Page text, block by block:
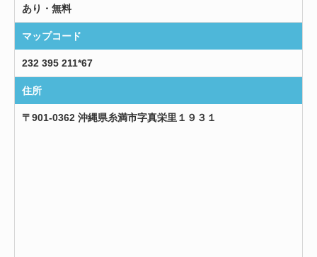
あり・無料
マップコード
232 395 211*67
住所
〒901-0362 沖縄県糸満市字真栄里１９３１